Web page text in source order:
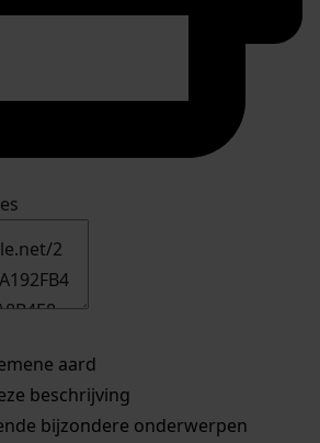
aard
beschrijving
bijzondere onderwerpen